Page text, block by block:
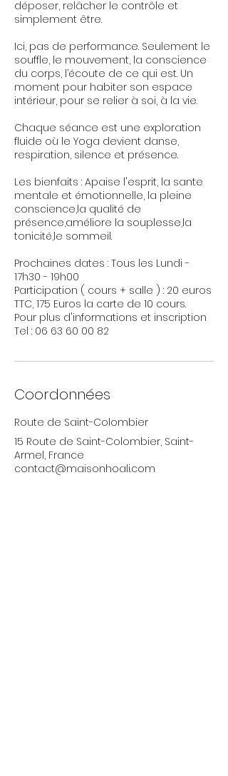
déposer, relâcher le contrôle et
simplement être.
Ici, pas de performance. Seulement le
souffle, le mouvement, la conscience
du corps, l’écoute de ce qui est. Un
moment pour habiter son espace
intérieur, pour se relier à soi, à la vie.
Chaque séance est une exploration
fluide où le Yoga devient danse,
respiration, silence et présence.
Les bienfaits : Apaise l'esprit, la sante
mentale et émotionnelle, la pleine
conscience,la qualité de
présence,améliore la souplesse,la
tonicité,le sommeil.
Prochaines dates : Tous les Lundi -
17h30 - 19h00
Participation ( cours + salle ) : 20 euros
TTC, 175 Euros la carte de 10 cours.
Pour plus d'informations et inscription
Tel : 06 63 60 00 82
Coordonnées
Route de Saint-Colombier
15 Route de Saint-Colombier, Saint-
Armel, France
contact@maisonhoali.com